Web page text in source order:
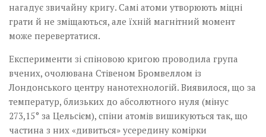
нагадує звичайну кригу. Самі атоми утворюють міцні
грати й не зміщаються, але їхній магнітний момент
може перевертатися.
Експерименти зі спіновою кригою проводила група
вчених, очолювана Стівеном Бромвеллом із
Лондонського центру нанотехнологій. Виявилося, що за
температур, близьких до абсолютного нуля (мінус
273,15° за Цельсієм), спіни атомів вишикуються так, що
частина з них «дивиться» усередину комірки